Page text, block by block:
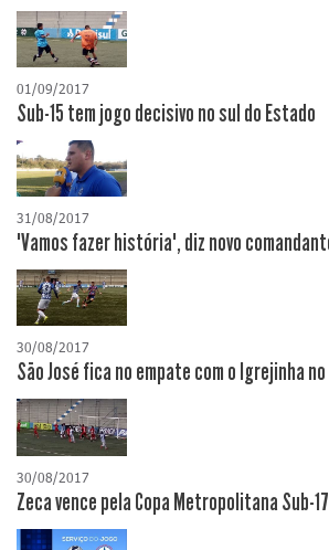
01/09/2017
Sub-15 tem jogo decisivo no sul do Estado
31/08/2017
"Vamos fazer história", diz novo
30/08/2017
São José fica no empate com o Igrejinha
30/08/2017
Zeca vence pela Copa Metropolitana Sub-17